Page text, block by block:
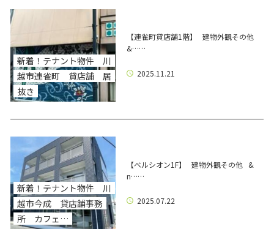
新着！テナント物件 川
越市連雀町 貸店舗 居
抜き
【連雀町貸店舗1階】 建物外観その他
&……
2025.11.21
新着！テナント物件 川
越市今成 貸店舗事務
所 カフェ…
【ベルシオン1F】 建物外観その他 &
n……
2025.07.22